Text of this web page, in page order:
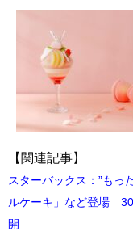
【関連記事】
スターバックス：”もっ
ルケーキ」など登場
開